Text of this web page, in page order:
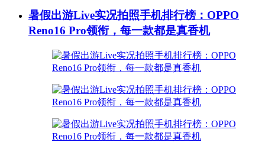
暑假出游Live实况拍照手机排行榜：OPPO
Reno16 Pro领衔，每一款都是真香机